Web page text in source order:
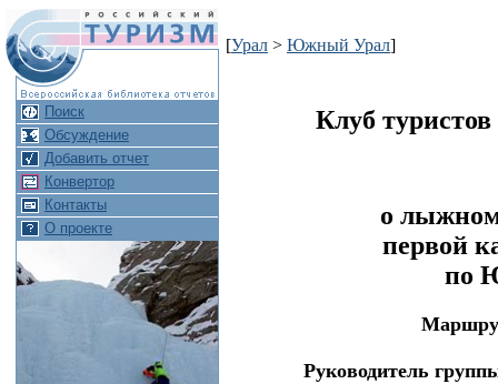
Поиск
Обсуждение
Добавить отчет
Конвертор
Контакты
О проекте
[Урал > Южный Урал]
Клуб
о лыжном
первой
по
Руководитель